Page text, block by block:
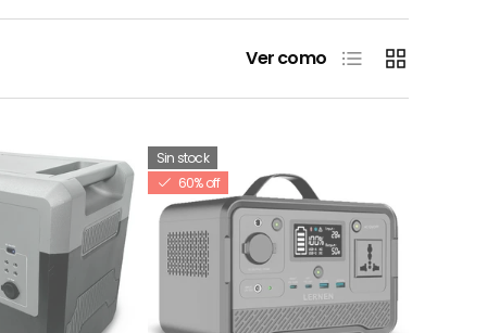
Ver como Lista Cuadrícula
Sin stock
60% off